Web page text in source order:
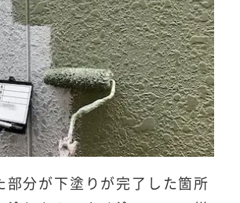
部分が下塗りが完了した箇所